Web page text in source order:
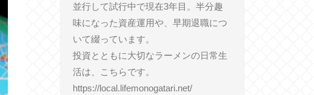
並行して試行中で現在3年目。半分趣
味になった資産運用や、早期退職につ
いて綴っています。
投資とともに大切なラーメンの日常生
活は、こちらです。
https://local.lifemonogatari.net/